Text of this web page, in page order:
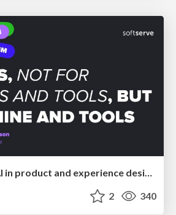
Ethics towards AI in product and experience design
2 340